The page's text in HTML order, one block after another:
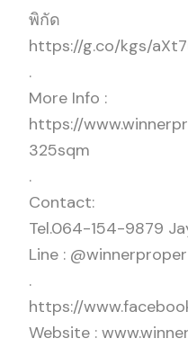
พิกัด
https://g.co/kgs/
.
More Info :
https://
325sqm
.
Contact:
Tel.064-154-9879
Line :
.
https://
Website :